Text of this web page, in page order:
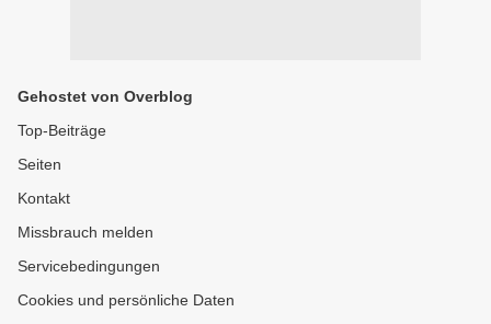
Gehostet von Overblog
Top-Beiträge
Seiten
Kontakt
Missbrauch melden
Servicebedingungen
Cookies und persönliche Daten